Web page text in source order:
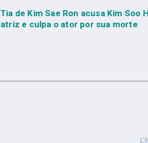
Tia de Kim Sae Ron acusa Kim Soo
atriz e culpa o ator por sua morte